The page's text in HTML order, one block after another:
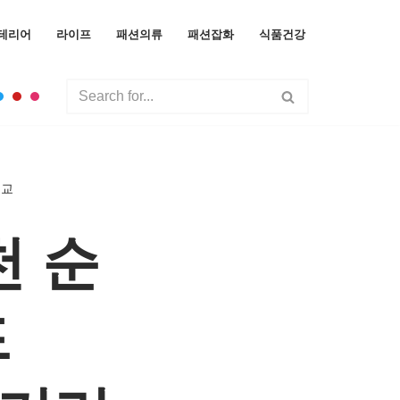
리어 라이프 패션의류 패션잡화 식품건강
순